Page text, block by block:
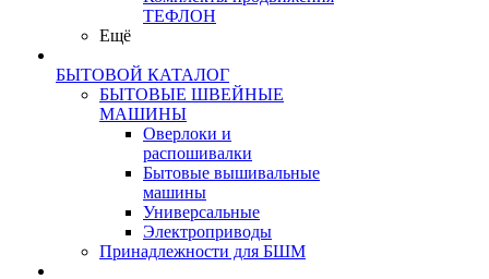
ТЕФЛОН
Ещё
БЫТОВОЙ КАТАЛОГ
БЫТОВЫЕ ШВЕЙНЫЕ
МАШИНЫ
Оверлоки и
распошивалки
Бытовые вышивальные
машины
Универсальные
Электроприводы
Принадлежности для БШМ